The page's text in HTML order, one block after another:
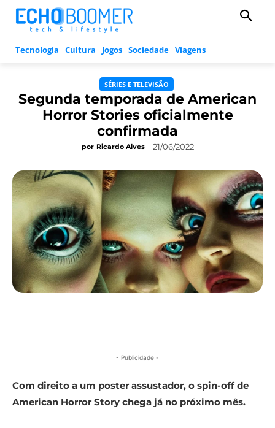
Tecnologia Cultura Jogos Sociedade Viagens
SÉRIES E TELEVISÃO
Segunda temporada de American
Horror Stories oficialmente
confirmada
por Ricardo Alves 21/06/2022
- Publicidade -
Com direito a um poster assustador, o spin-off de
American Horror Story chega já no próximo mês.